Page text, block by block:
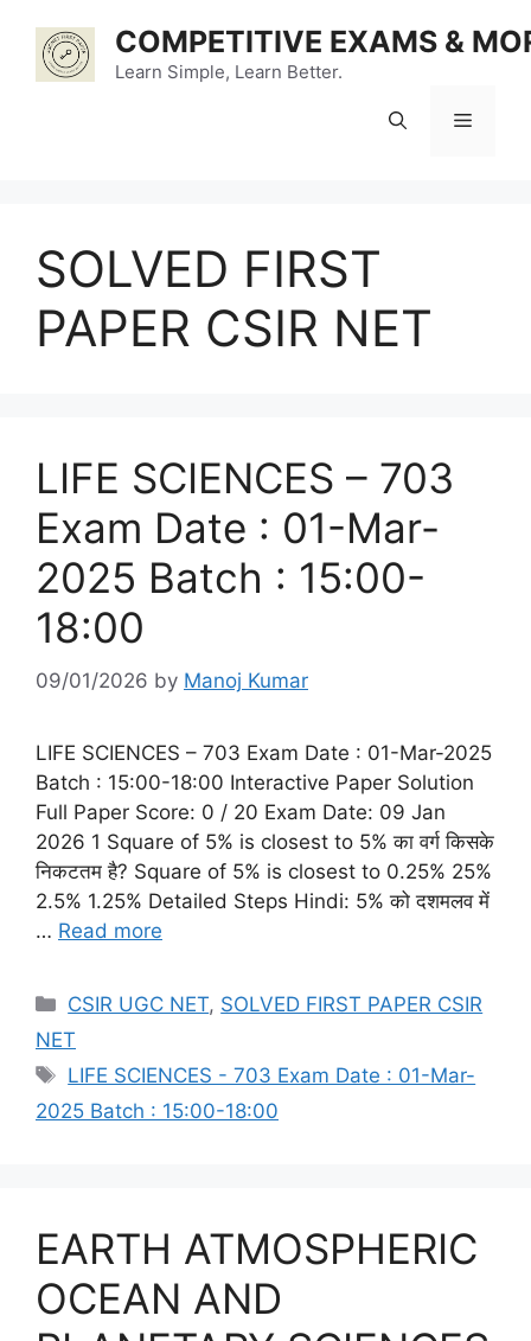
content
COMPETITIVE EXAMS &
Learn Simple, Learn Better.
Menu
SOLVED FIRST
PAPER CSIR NET
LIFE SCIENCES – 703
Exam Date : 01-Mar-
2025 Batch : 15:00-
18:00
09/01/2026 by Manoj Kumar
LIFE SCIENCES – 703 Exam Date : 01-Mar-2025
Batch : 15:00-18:00 Interactive Paper Solution
Full Paper Score: 0 / 20 Exam Date: 09 Jan
2026 1 Square of 5% is closest to 5% का वर्ग किसके
निकटतम है? Square of 5% is closest to 0.25% 25%
2.5% 1.25% Detailed Steps Hindi: 5% को दशमलव में
… Read more
Categories
CSIR UGC NET, SOLVED FIRST PAPER CSIR
NET
Tags
LIFE SCIENCES - 703 Exam Date : 01-Mar-
2025 Batch : 15:00-18:00
EARTH ATMOSPHERIC
OCEAN AND